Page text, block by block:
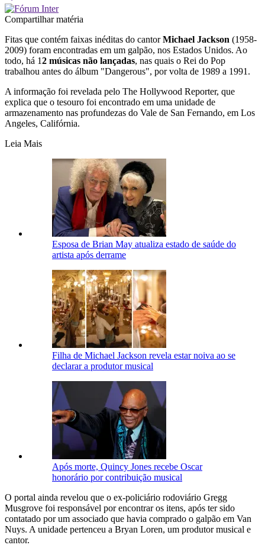
Compartilhar matéria
Fitas que contém faixas inéditas do cantorMichael Jackson (1958-
2009) foram encontradas em um galpão, nos Estados Unidos. Ao
todo, há 12 músicas não lançadas, nas quais o Rei do Pop
trabalhou antes do álbum "Dangerous", por volta de 1989 a 1991.
A informação foi revelada pelo The Hollywood Reporter, que
explica que o tesouro foi encontrado em uma unidade de
armazenamento nas profundezas do Vale de San Fernando, em Los
Angeles, Califórnia.
Leia Mais
Esposa de Brian May atualiza estado de saúde do
artista após derrame
Filha de Michael Jackson revela estar noiva ao se
declarar a produtor musical
Após morte, Quincy Jones recebe Oscar
honorário por contribuição musical
O portal ainda revelou que o ex-policiário rodoviário Gregg
Musgrove foi responsável por encontrar os itens, após ter sido
contatado por um associado que havia comprado o galpão em Van
Nuys. A unidade pertenceu a Bryan Loren, um produtor musical e
cantor.